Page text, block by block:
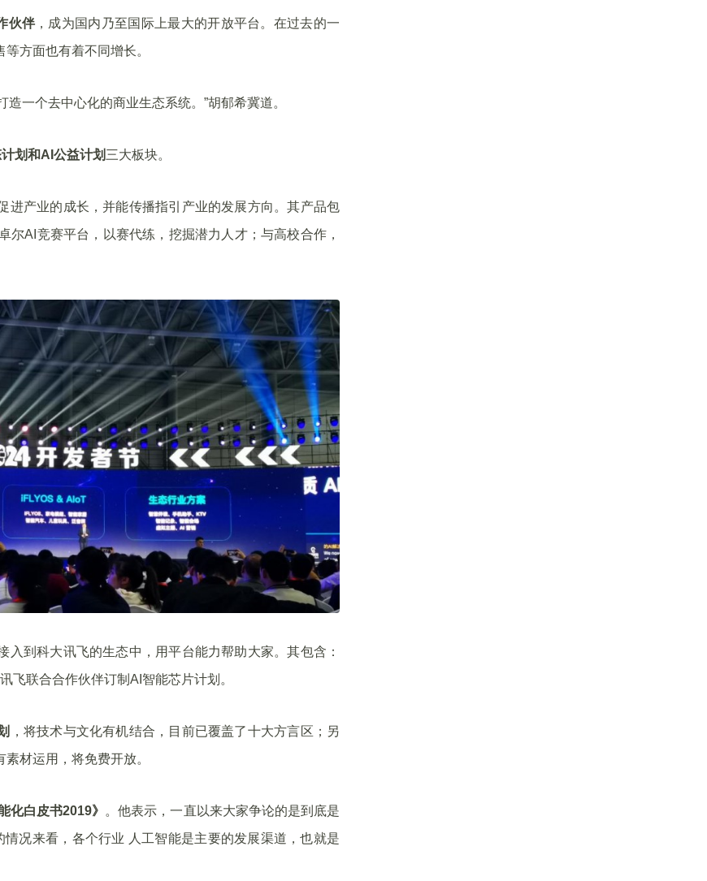
伙伴 ，成为国内乃至国际上最大的开放平台。在过去的一
方面也有着不同增长。
一个去中心化的商业生态系统。”胡郁希冀道。
划和AI公益计划 三大板块。
进产业的成长，并能传播指引产业的发展方向。其产品包
AI竞赛平台，以赛代练，挖掘潜力人才；与高校合作，
到科大讯飞的生态中，用平台能力帮助大家。其包含：
飞联合合作伙伴订制AI智能芯片计划。
，将技术与文化有机结合，目前已覆盖了十大方言区；另
素材运用，将免费开放。
化白皮书2019》 。他表示，一直以来大家争论的是到底是
况来看，各个行业 人工智能是主要的发展渠道，也就是